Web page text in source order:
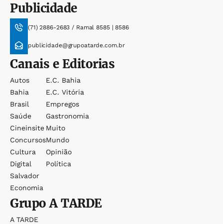
Publicidade
(71) 2886-2683 / Ramal 8585 | 8586
publicidade@grupoatarde.com.br
Canais e Editorias
Autos
Bahia
Brasil
Saúde
Cineinsite
Concursos
Cultura
Digital
Salvador
Economia
E.c. Bahia
E.c. Vitória
Empregos
Gastronomia
Muito
Mundo
Opinião
Política
GrupoA TARDE
A TARDE